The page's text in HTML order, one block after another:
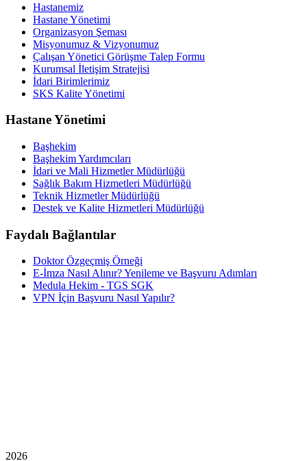
Hastanemiz
Hastane Yönetimi
Organizasyon Şeması
Misyonumuz & Vizyonumuz
Çalışan Yönetici Görüşme Talep Formu
Kurumsal İletişim Stratejisi
İdari Birimlerimiz
SKS Kalite Yönetimi
Hastane Yönetimi
Başhekim
Başhekim Yardımcıları
İdari ve Mali Hizmetler Müdürlüğü
Sağlık Bakım Hizmetleri Müdürlüğü
Teknik Hizmetler Müdürlüğü
Destek ve Kalite Hizmetleri Müdürlüğü
Faydalı Bağlantılar
Doktor Özgeçmiş Örneği
E-İmza Nasıl Alınır? Yenileme ve Başvuru Adımları
Medula Hekim - TGS SGK
VPN İçin Başvuru Nasıl Yapılır?
2026